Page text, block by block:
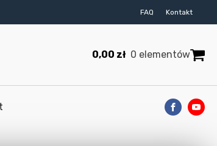
FAQ Kontakt
0,00 zł 0 elementów